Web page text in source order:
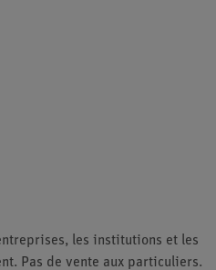
les institutions et les
Pas de vente aux particuliers.